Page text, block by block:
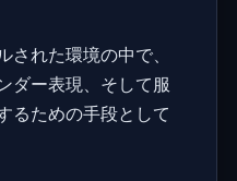
れた環境の中で、
ダー表現、そして服
るための手段として